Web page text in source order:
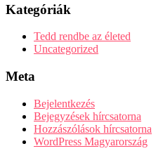
Kategóriák
Tedd rendbe az életed
Uncategorized
Meta
Bejelentkezés
Bejegyzések hírcsatorna
Hozzászólások hírcsatorna
WordPress Magyarország